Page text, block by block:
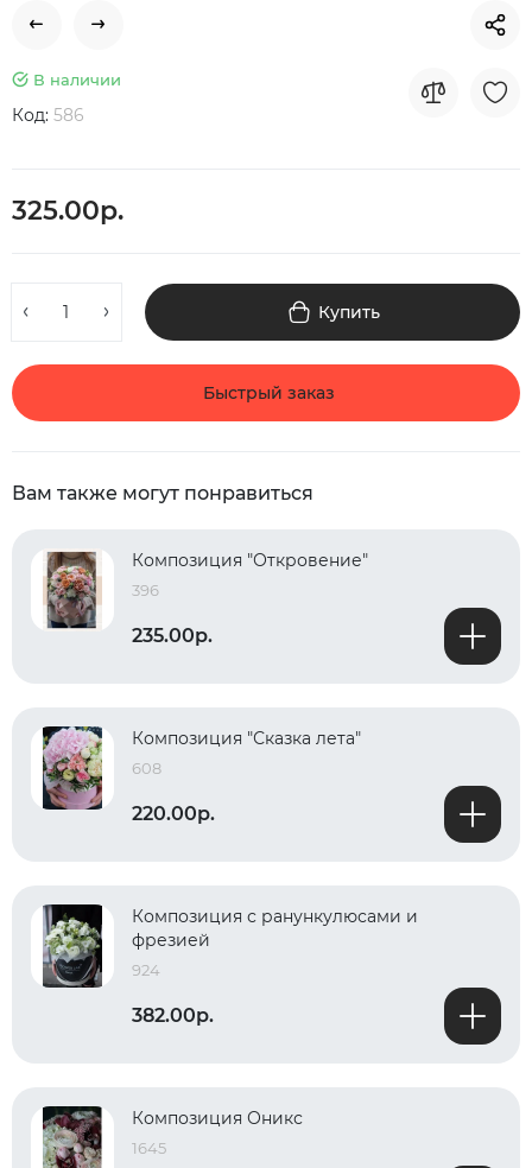
В наличии
Код: 586
325.00р.
Купить
Быстрый заказ
Вам также могут понравиться
Композиция "Откровение"
396
235.00р.
Композиция "Сказка лета"
608
220.00р.
Композиция с ранункулюсами и
фрезией
924
382.00р.
Композиция Оникс
1645